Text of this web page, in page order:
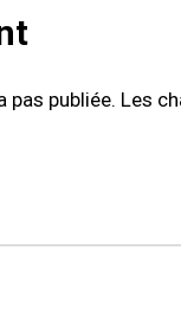
pas publiée. Les